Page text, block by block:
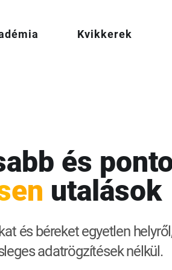
Kvikkerek
és
en utalások
és béreket egyetlen
adatrögzítések nélkül.